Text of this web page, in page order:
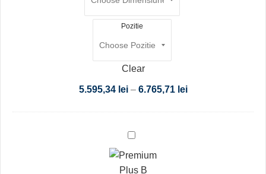
Pozitie
Clear
5.595,34 lei – 6.765,71 lei
Premium
Plus